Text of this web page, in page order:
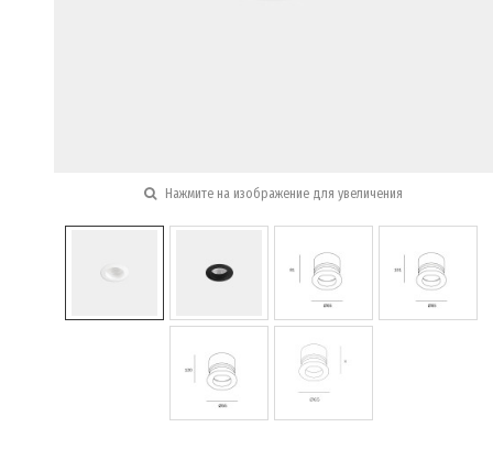
Нажмите на изображение для увеличения